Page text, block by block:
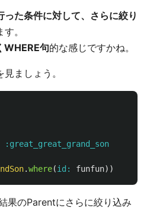
った条件に対して、さらに絞り
。
WHERE句的な感じですかね。
ましょう。
:great_great_grand_son
.where(id: funfun))
果のParentにさらに絞り込み